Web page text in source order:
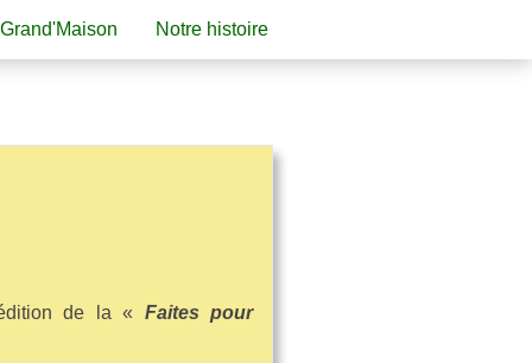
Notre histoire
de la « Faites pour